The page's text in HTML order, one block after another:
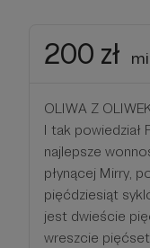
200 zł
OLIWA Z
I tak powiedział
najlepsze
płynącej Mirry,
pięćdziesiąt
jest dwieście
wreszcie